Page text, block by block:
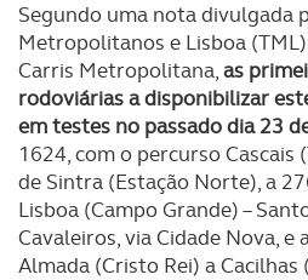
Segundo uma nota divulgada
Metropolitanos e Lisboa
Carris Metropolitana,as
rodoviárias a disponibilizar
em testes no passado dia 23
1624, com o percurso Cascais
de Sintra (Estação Norte), a
Lisboa (Campo Grande) –
Cavaleiros, via Cidade Nova, e
Almada (Cristo Rei) a Cacilhas